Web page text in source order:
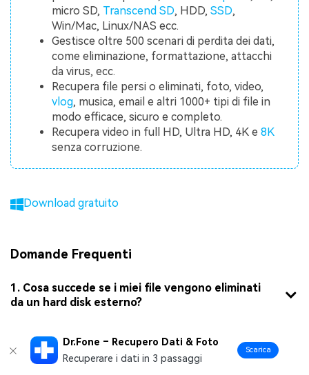
micro SD, Transcend SD, HDD,SSD,
Win/Mac, Linux/NAS ecc.
Gestisce oltre 500 scenari di perdita dei dati,
come eliminazione, formattazione, attacchi
da virus, ecc.
Recupera file persi o eliminati, foto, video,
vlog, musica, email e altri 1000+ tipi di file in
modo efficace, sicuro e completo.
Recupera video in full HD, Ultra HD, 4K e8K
senza corruzione.
Download gratuito
Domande Frequenti
1. Cosa succede se i miei file vengono eliminati
da un hard disk esterno?
2. Posso recuperare file da un disco formattato?
Dr.Fone – Recupero Dati & Foto
Recuperare i dati in 3 passaggi
Scarica